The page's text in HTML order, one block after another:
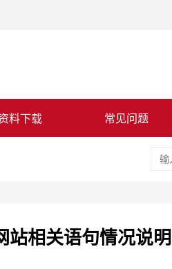
料下载 常见问题
站相关语句情况说明